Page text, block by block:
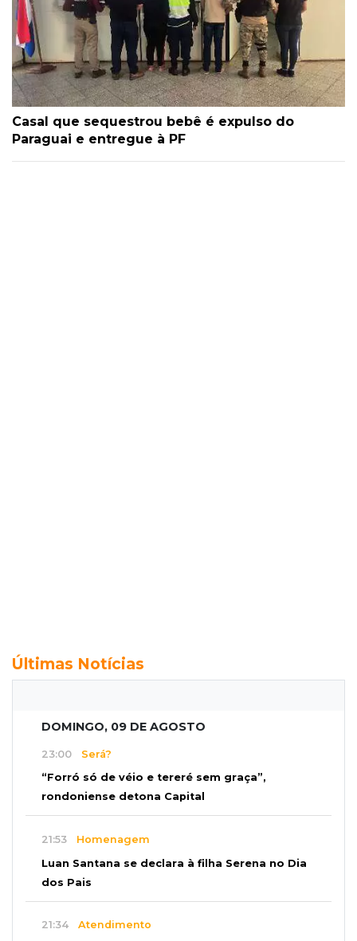
Casal que sequestrou bebê é expulso do
Paraguai e entregue à PF
Últimas Notícias
DOMINGO, 09 DE AGOSTO
23:00 Será?
“Forró só de véio e tereré sem graça”,
rondoniense detona Capital
21:53 Homenagem
Luan Santana se declara à filha Serena no Dia
dos Pais
21:34 Atendimento